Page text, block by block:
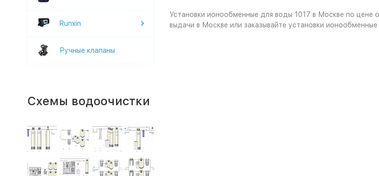
Установки ионообменные для воды 1017 в Москве по цене
выдачи в Москве или заказывайте установки
Runxin
Ручные клапаны
Схемы водоочистки